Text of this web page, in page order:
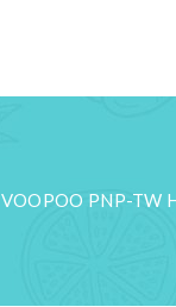
VOOPOO PNP-TW